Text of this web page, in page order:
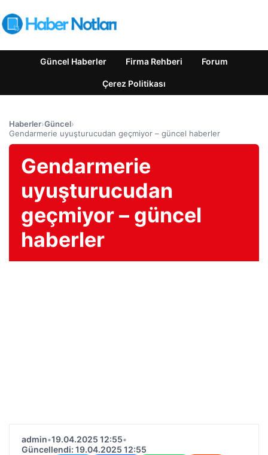
Güncel Haberler Firma Rehberi Forum
Çerez Politikası
Haberler›Güncel›
Gendarmerie uyuşturucudan geçmiyor – güncel haberler
Gendarmerie
uyuşturucudan
geçmiyor – güncel
haberler
admin•19.04.2025 12:55•
Güncellendi: 19.04.2025 12:55